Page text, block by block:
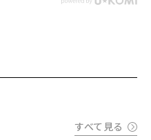
すべて見る